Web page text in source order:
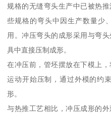
规格的无缝弯头生产中已被热
些规格的弯头中因生产数量少
用。冲压弯头的成形采用与弯
具中直接压制成形。
在冲压前，管坯摆放在下模上
运动开始压制，通过外模的约
形。
与热推工艺相比，冲压成形的